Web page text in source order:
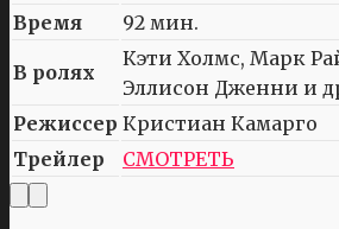
Время
92 мин.
В ролях
Кэти Холмс, Марк
Эллисон Дженни и
Режиссер Кристиан Камарго
Трейлер
СМОТРЕТЬ